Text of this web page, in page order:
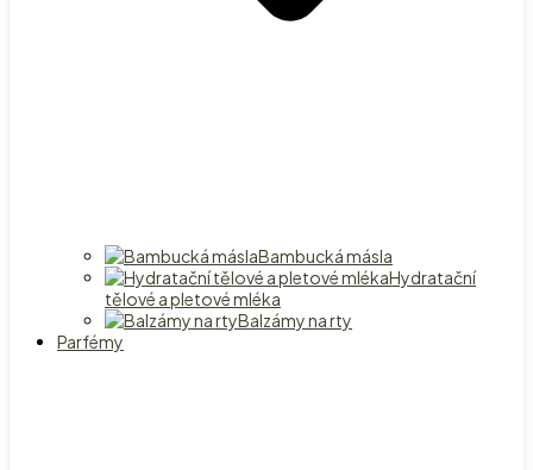
Bambucká másla
Hydratační
tělové a pletové mléka
Balzámy na rty
Parfémy